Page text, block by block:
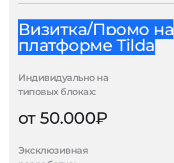
Визитка/Промо на
платформе Tilda
Индивидуально на
типовых блоках:
от 50.000₽
Эксклюзивная